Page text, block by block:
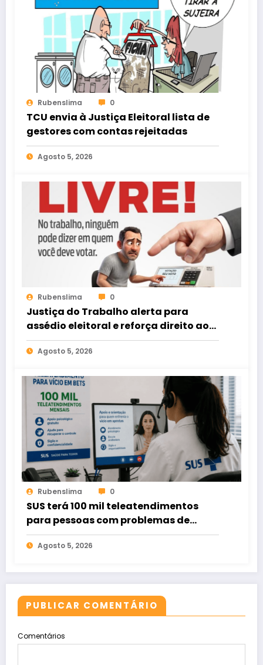
Rubenslima 0
TCU envia à Justiça Eleitoral lista de
gestores com contas rejeitadas
Agosto 5, 2026
Rubenslima 0
Justiça do Trabalho alerta para
assédio eleitoral e reforça direito ao
voto livre nas relações de trabalho
Agosto 5, 2026
Rubenslima 0
SUS terá 100 mil teleatendimentos
para pessoas com problemas de
apostas em bets
Agosto 5, 2026
PUBLICAR COMENTÁRIO
Comentários